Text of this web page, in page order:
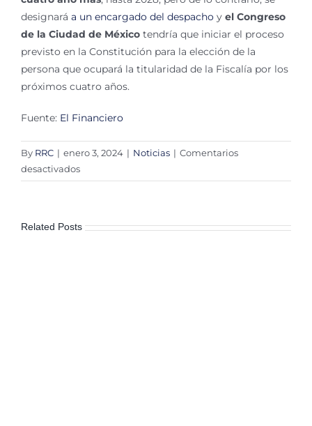
designará a un encargado del despacho y el Congreso
de la Ciudad de México tendría que iniciar el proceso
previsto en la Constitución para la elección de la
persona que ocupará la titularidad de la Fiscalía por los
próximos cuatro años.
Fuente: El Financiero
By RRC | enero 3, 2024 | Noticias | Comentarios
desactivadosen
Otra
Ernestina
Related Posts